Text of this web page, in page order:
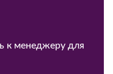
к менеджеру для